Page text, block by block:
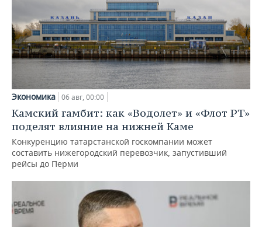
Экономика 06 авг, 00:00
Камский гамбит: как «Водолет» и «Флот РТ»
поделят влияние на нижней Каме
Конкуренцию татарстанской госкомпании может
составить нижегородский перевозчик, запустивший
рейсы до Перми